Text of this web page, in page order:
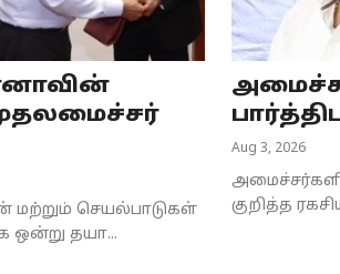
மற்றும் செயல்பாடுகள்
ஒன்று தயா...
Aug 3, 2026
குறித்த